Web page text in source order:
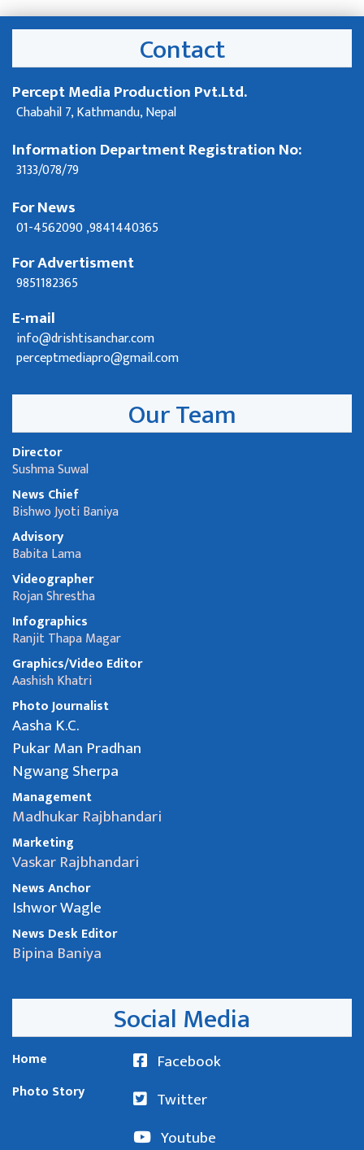
Contact
Percept Media Production Pvt.Ltd.
Chabahil 7, Kathmandu, Nepal
Information Department Registration No:
3133/078/79
For News
01-4562090 ,9841440365
For Advertisment
9851182365
E-mail
info@drishtisanchar.com
perceptmediapro@gmail.com
Our Team
Director
Sushma Suwal
News Chief
Bishwo Jyoti Baniya
Advisory
Babita Lama
Videographer
Rojan Shrestha
Infographics
Ranjit Thapa Magar
Graphics/Video Editor
Aashish Khatri
Photo Journalist
Aasha K.C.
Pukar Man Pradhan
Ngwang Sherpa
Management
Madhukar Rajbhandari
Marketing
Vaskar Rajbhandari
News Anchor
Ishwor Wagle
News Desk Editor
Bipina Baniya
Social Media
Home
Photo Story
Facebook
Twitter
Youtube